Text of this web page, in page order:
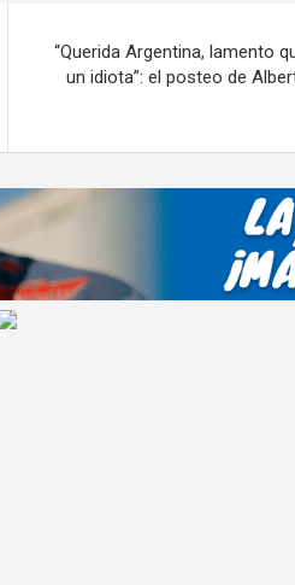
ar
tir
“Querida Argentina, lamento
un idiota”: el posteo de